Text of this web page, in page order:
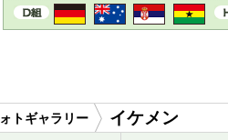
トギャラリー イケメン